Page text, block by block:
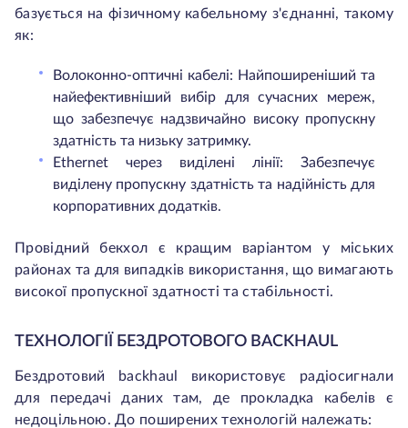
базується на фізичному кабельному з'єднанні, такому
як:
Волоконно-оптичні кабелі: Найпоширеніший та
найефективніший вибір для сучасних мереж,
що забезпечує надзвичайно високу пропускну
здатність та низьку затримку.
Ethernet через виділені лінії: Забезпечує
виділену пропускну здатність та надійність для
корпоративних додатків.
Провідний бекхол є кращим варіантом у міських
районах та для випадків використання, що вимагають
високої пропускної здатності та стабільності.
ТЕХНОЛОГІЇ БЕЗДРОТОВОГО BACKHAUL
Бездротовий backhaul використовує радіосигнали
для передачі даних там, де прокладка кабелів є
недоцільною. До поширених технологій належать: